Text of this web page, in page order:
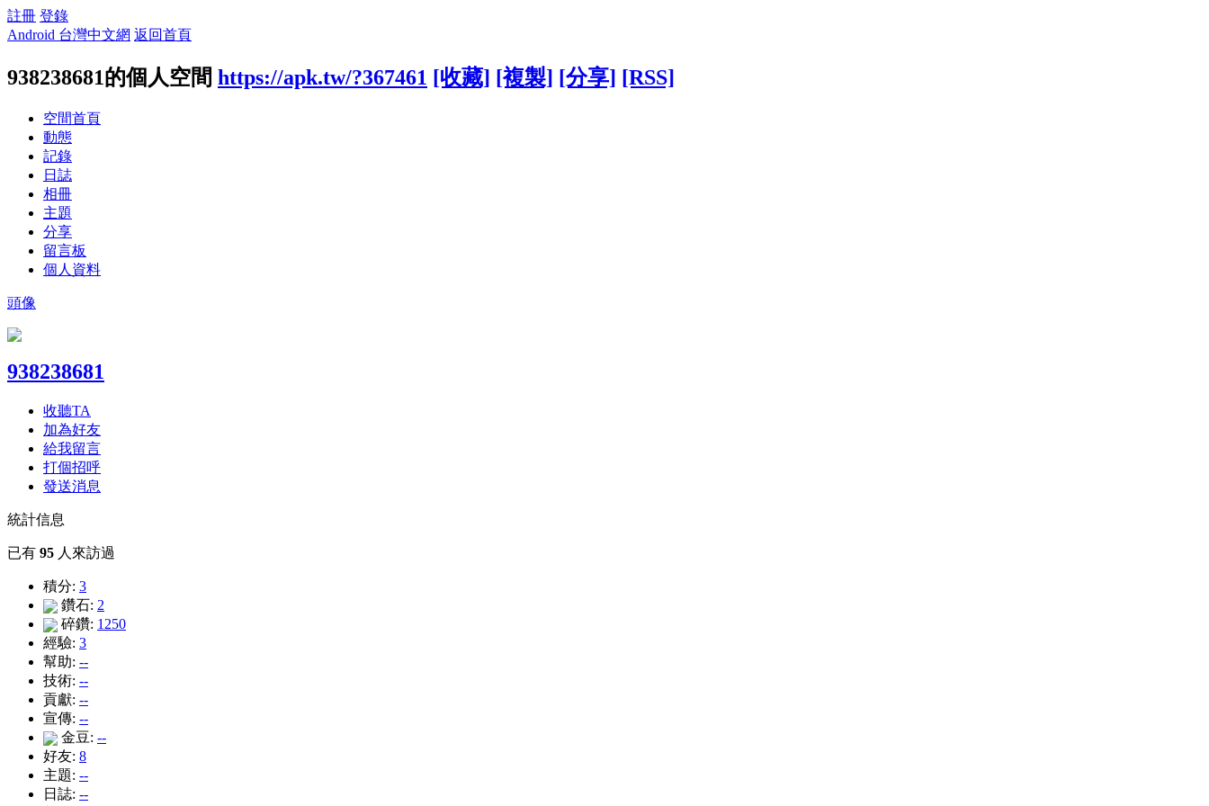
註冊 登錄
Android 台灣中文網 返回首頁
938238681的個人空間 https://apk.tw/?367461 [收藏] [複製] [分享] [RSS]
空間首頁
動態
記錄
日誌
相冊
主題
分享
留言板
個人資料
頭像
938238681
收聽TA
加為好友
給我留言
打個招呼
發送消息
統計信息
已有 95 人來訪過
積分: 3
鑽石: 2
碎鑽: 1250
經驗: 3
幫助: --
技術: --
貢獻: --
宣傳: --
金豆: --
好友: 8
主題: --
日誌: --